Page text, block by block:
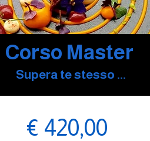
Corso Master
Supera te stesso ...
€ 420,00